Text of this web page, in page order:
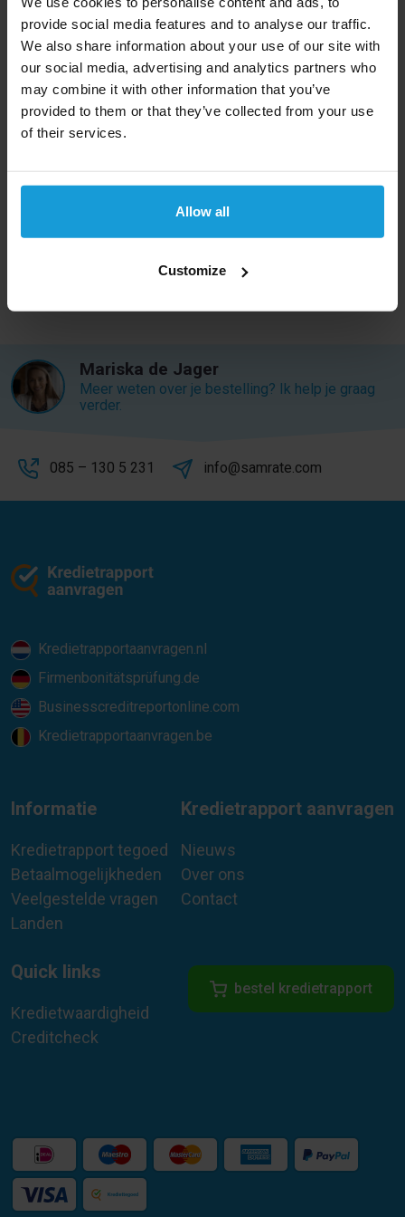
provide social media features and to analyse our traffic.
We also share information about your use of our site with
our social media, advertising and analytics partners who
may combine it with other information that you’ve
provided to them or that they’ve collected from your use
of their services.
Allow all
Customize
Volgens de VN leeft in Ghana 28,5% van de bevolking
onder de armoedegrens.
Een kredietcheck kan wereldwijd
Kredietrapportaanvragen biedt een kredietcheck aan
land dan Ghana nodig hebben, bekijk dan
Mariska de Jager
Meer weten over je bestelling? Ik help je graag
verder.
085 – 130 5 231 info@samrate.com
Kredietrapportaanvragen.nl
Firmenbonitätsprüfung.de
Businesscreditreportonline.com
Kredietrapportaanvragen.be
Informatie
Kredietrapport tegoed
Betaalmogelijkheden
Veelgestelde vragen
Landen
Kredietrapport aanvragen
Nieuws
Over ons
Contact
Quick links
Kredietwaardigheid
Creditcheck
bestel kredietrapport